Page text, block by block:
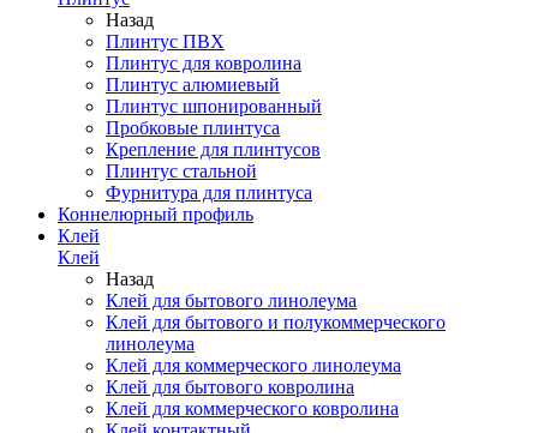
Назад
Плинтус ПВХ
Плинтус для ковролина
Плинтус алюмиевый
Плинтус шпонированный
Пробковые плинтуса
Крепление для плинтусов
Плинтус стальной
Фурнитура для плинтуса
Коннелюрный профиль
Клей
Клей
Назад
Клей для бытового линолеума
Клей для бытового и полукоммерческого
линолеума
Клей для коммерческого линолеума
Клей для бытового ковролина
Клей для коммерческого ковролина